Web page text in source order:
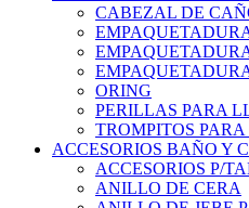
CABEZAL DE
ORING
PERILLAS PARA
TROMPITOS
ACCESORIOS BAÑO Y
ACCESORIOS P/
ANILLO DE CERA